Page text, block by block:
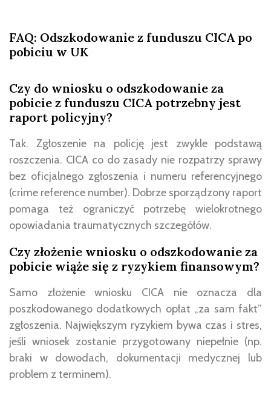
FAQ: Odszkodowanie z funduszu CICA po
pobiciu w UK
Czy do wniosku o odszkodowanie za
pobicie z funduszu CICA potrzebny jest
raport policyjny?
Tak. Zgłoszenie na policję jest zwykle podstawą
roszczenia. CICA co do zasady nie rozpatrzy sprawy
bez oficjalnego zgłoszenia i numeru referencyjnego
(crime reference number). Dobrze sporządzony raport
pomaga też ograniczyć potrzebę wielokrotnego
opowiadania traumatycznych szczegółów.
Czy złożenie wniosku o odszkodowanie za
pobicie wiąże się z ryzykiem finansowym?
Samo złożenie wniosku CICA nie oznacza dla
poszkodowanego dodatkowych opłat „za sam fakt”
zgłoszenia. Największym ryzykiem bywa czas i stres,
jeśli wniosek zostanie przygotowany niepełnie (np.
braki w dowodach, dokumentacji medycznej lub
problem z terminem).